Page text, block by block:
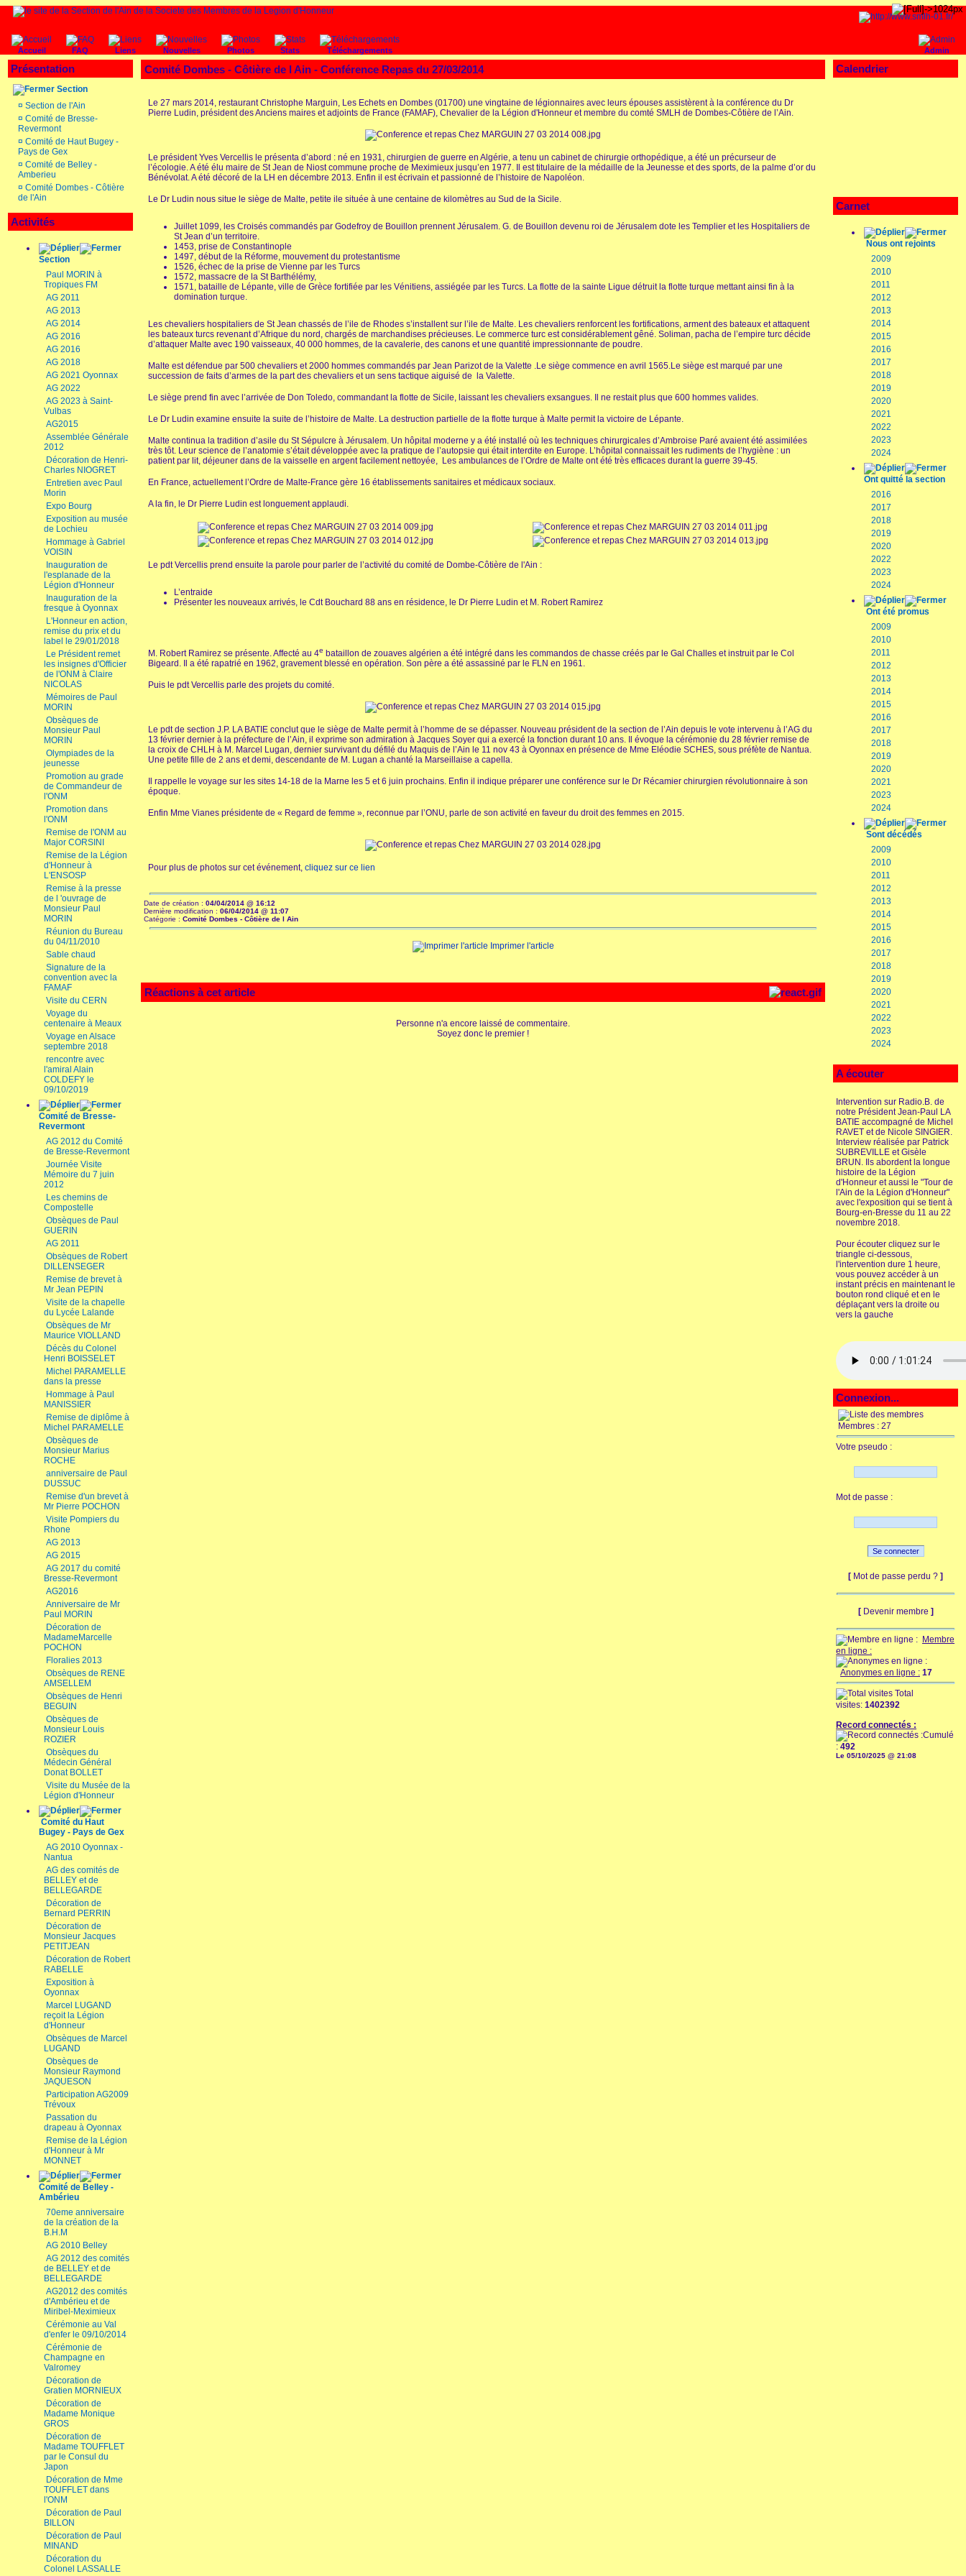
Admin
Accueil FAQ Liens Nouvelles Photos Stats Téléchargements
Présentation
Section
¤ Section de l'Ain
¤ Comité de Bresse-
Revermont
¤ Comité de Haut Bugey -
Pays de Gex
¤ Comité de Belley -
Amberieu
¤ Comité Dombes - Côtière
de l'Ain
Activités
Section
Paul MORIN à
Tropiques FM
AG 2011
AG 2013
AG 2014
AG 2016
AG 2016
AG 2018
AG 2021 Oyonnax
AG 2022
AG 2023 à Saint-
Vulbas
AG2015
Assemblée Générale
2012
Décoration de Henri-
Charles NIOGRET
Entretien avec Paul
Morin
Expo Bourg
Exposition au musée
de Lochieu
Hommage à Gabriel
VOISIN
Inauguration de
l'esplanade de la
Légion d'Honneur
Inauguration de la
fresque à Oyonnax
L'Honneur en action,
remise du prix et du
label le 29/01/2018
Le Président remet
les insignes d'Officier
de l'ONM à Claire
NICOLAS
Mémoires de Paul
MORIN
Obsèques de
Monsieur Paul
MORIN
Olympiades de la
jeunesse
Promotion au grade
de Commandeur de
l'ONM
Promotion dans
l'ONM
Remise de l'ONM au
Major CORSINI
Remise de la Légion
d'Honneur à
L'ENSOSP
Remise à la presse
de l 'ouvrage de
Monsieur Paul
MORIN
Réunion du Bureau
du 04/11/2010
Sable chaud
Signature de la
convention avec la
FAMAF
Visite du CERN
Voyage du
centenaire à Meaux
Voyage en Alsace
septembre 2018
rencontre avec
l'amiral Alain
COLDEFY le
09/10/2019
Comité de Bresse-
Revermont
AG 2012 du Comité
de Bresse-Revermont
Journée Visite
Mémoire du 7 juin
2012
Les chemins de
Compostelle
Obsèques de Paul
GUERIN
AG 2011
Obsèques de Robert
DILLENSEGER
Remise de brevet à
Mr Jean PEPIN
Visite de la chapelle
du Lycée Lalande
Obsèques de Mr
Maurice VIOLLAND
Décès du Colonel
Henri BOISSELET
Michel PARAMELLE
dans la presse
Hommage à Paul
MANISSIER
Remise de diplôme à
Michel PARAMELLE
Obsèques de
Monsieur Marius
ROCHE
anniversaire de Paul
DUSSUC
Remise d'un brevet à
Mr Pierre POCHON
Visite Pompiers du
Rhone
AG 2013
AG 2015
AG 2017 du comité
Bresse-Revermont
AG2016
Anniversaire de Mr
Paul MORIN
Décoration de
MadameMarcelle
POCHON
Floralies 2013
Obsèques de RENE
AMSELLEM
Obsèques de Henri
BEGUIN
Obsèques de
Monsieur Louis
ROZIER
Obsèques du
Médecin Général
Donat BOLLET
Visite du Musée de la
Légion d'Honneur
Comité du Haut
Bugey - Pays de Gex
AG 2010 Oyonnax -
Nantua
AG des comités de
BELLEY et de
BELLEGARDE
Décoration de
Bernard PERRIN
Décoration de
Monsieur Jacques
PETITJEAN
Décoration de Robert
RABELLE
Exposition à
Oyonnax
Marcel LUGAND
reçoit la Légion
d'Honneur
Obsèques de Marcel
LUGAND
Obsèques de
Monsieur Raymond
JAQUESON
Participation AG2009
Trévoux
Passation du
drapeau à Oyonnax
Remise de la Légion
d'Honneur à Mr
MONNET
Comité de Belley -
Ambérieu
70eme anniversaire
de la création de la
B.H.M
AG 2010 Belley
AG 2012 des comités
de BELLEY et de
BELLEGARDE
AG2012 des comités
d'Ambérieu et de
Miribel-Meximieux
Cérémonie au Val
d'enfer le 09/10/2014
Cérémonie de
Champagne en
Valromey
Décoration de
Gratien MORNIEUX
Décoration de
Madame Monique
GROS
Décoration de
Madame TOUFFLET
par le Consul du
Japon
Décoration de Mme
TOUFFLET dans
l'ONM
Décoration de Paul
BILLON
Décoration de Paul
MINAND
Décoration du
Colonel LASSALLE
Comité Dombes - Côtière de l Ain - Conférence Repas du 27/03/2014
Le 27 mars 2014, restaurant Christophe Marguin, Les Echets en Dombes (01700) une vingtaine de légionnaires avec leurs épouses assistèrent à la conférence du Dr
Pierre Ludin, président des Anciens maires et adjoints de France (FAMAF), Chevalier de la Légion d'Honneur et membre du comté SMLH de Dombes-Côtière de l’Ain.
Le président Yves Vercellis le présenta d’abord : né en 1931, chirurgien de guerre en Algérie, a tenu un cabinet de chirurgie orthopédique, a été un précurseur de
l’écologie. A été élu maire de St Jean de Niost commune proche de Meximieux jusqu’en 1977. Il est titulaire de la médaille de la Jeunesse et des sports, de la palme d’or du
Bénévolat. A été décoré de la LH en décembre 2013. Enfin il est écrivain et passionné de l’histoire de Napoléon.
Le Dr Ludin nous situe le siège de Malte, petite ile située à une centaine de kilomètres au Sud de la Sicile.
Juillet 1099, les Croisés commandés par Godefroy de Bouillon prennent Jérusalem. G. de Bouillon devenu roi de Jérusalem dote les Templier et les Hospitaliers de
St Jean d’un territoire.
1453, prise de Constantinople
1497, début de la Réforme, mouvement du protestantisme
1526, échec de la prise de Vienne par les Turcs
1572, massacre de la St Barthélémy,
1571, bataille de Lépante, ville de Grèce fortifiée par les Vénitiens, assiégée par les Turcs. La flotte de la sainte Ligue détruit la flotte turque mettant ainsi fin à la
domination turque.
Les chevaliers hospitaliers de St Jean chassés de l’ile de Rhodes s’installent sur l’ile de Malte. Les chevaliers renforcent les fortifications, arment des bateaux et attaquent
les bateaux turcs revenant d’Afrique du nord, chargés de marchandises précieuses. Le commerce turc est considérablement gêné. Soliman, pacha de l’empire turc décide
d’attaquer Malte avec 190 vaisseaux, 40 000 hommes, de la cavalerie, des canons et une quantité impressionnante de poudre.
Malte est défendue par 500 chevaliers et 2000 hommes commandés par Jean Parizot de la Valette .Le siège commence en avril 1565.Le siège est marqué par une
succession de faits d’armes de la part des chevaliers et un sens tactique aiguisé de la Valette.
Le siège prend fin avec l’arrivée de Don Toledo, commandant la flotte de Sicile, laissant les chevaliers exsangues. Il ne restait plus que 600 hommes valides.
Le Dr Ludin examine ensuite la suite de l’histoire de Malte. La destruction partielle de la flotte turque à Malte permit la victoire de Lépante.
Malte continua la tradition d’asile du St Sépulcre à Jérusalem. Un hôpital moderne y a été installé où les techniques chirurgicales d’Ambroise Paré avaient été assimilées
très tôt. Leur science de l’anatomie s’était développée avec la pratique de l’autopsie qui était interdite en Europe. L’hôpital connaissait les rudiments de l’hygiène : un
patient par lit, déjeuner dans de la vaisselle en argent facilement nettoyée, Les ambulances de l’Ordre de Malte ont été très efficaces durant la guerre 39-45.
En France, actuellement l’Ordre de Malte-France gère 16 établissements sanitaires et médicaux sociaux.
A la fin, le Dr Pierre Ludin est longuement applaudi.
Le pdt Vercellis prend ensuite la parole pour parler de l’activité du comité de Dombe-Côtière de l'Ain :
L’entraide
Présenter les nouveaux arrivés, le Cdt Bouchard 88 ans en résidence, le Dr Pierre Ludin et M. Robert Ramirez
M. Robert Ramirez se présente. Affecté au 4e bataillon de zouaves algérien a été intégré dans les commandos de chasse créés par le Gal Challes et instruit par le Col
Bigeard. Il a été rapatrié en 1962, gravement blessé en opération. Son père a été assassiné par le FLN en 1961.
Puis le pdt Vercellis parle des projets du comité.
Le pdt de section J.P. LA BATIE conclut que le siège de Malte permit à l’homme de se dépasser. Nouveau président de la section de l’Ain depuis le vote intervenu à l’AG du
13 février dernier à la préfecture de l’Ain, il exprime son admiration à Jacques Soyer qui a exercé la fonction durant 10 ans. Il évoque la cérémonie du 28 février remise de
la croix de CHLH à M. Marcel Lugan, dernier survivant du défilé du Maquis de l’Ain le 11 nov 43 à Oyonnax en présence de Mme Eléodie SCHES, sous préfète de Nantua.
Une petite fille de 2 ans et demi, descendante de M. Lugan a chanté la Marseillaise a capella.
Il rappelle le voyage sur les sites 14-18 de la Marne les 5 et 6 juin prochains. Enfin il indique préparer une conférence sur le Dr Récamier chirurgien révolutionnaire à son
époque.
Enfin Mme Vianes présidente de « Regard de femme », reconnue par l’ONU, parle de son activité en faveur du droit des femmes en 2015.
Pour plus de photos sur cet événement, cliquez sur ce lien
Date de création : 04/04/2014 @ 16:12
Dernière modification : 06/04/2014 @ 11:07
Catégorie : Comité Dombes - Côtière de l Ain
Imprimer l'article
Réactions à cet article
Personne n'a encore laissé de commentaire.
Soyez donc le premier !
Calendrier
Carnet
Nous ont rejoints
2009
2010
2011
2012
2013
2014
2015
2016
2017
2018
2019
2020
2021
2022
2023
2024
Ont quitté la section
2016
2017
2018
2019
2020
2022
2023
2024
Ont été promus
2009
2010
2011
2012
2013
2014
2015
2016
2017
2018
2019
2020
2021
2023
2024
Sont décédés
2009
2010
2011
2012
2013
2014
2015
2016
2017
2018
2019
2020
2021
2022
2023
2024
A écouter
Intervention sur Radio.B. de
notre Président Jean-Paul LA
BATIE accompagné de Michel
RAVET et de Nicole SINGIER.
Interview réalisée par Patrick
SUBREVILLE et Gisèle
BRUN. Ils abordent la longue
histoire de la Légion
d'Honneur et aussi le "Tour de
l'Ain de la Légion d'Honneur"
avec l'exposition qui se tient à
Bourg-en-Bresse du 11 au 22
novembre 2018.
Pour écouter cliquez sur le
triangle ci-dessous,
l'intervention dure 1 heure,
vous pouvez accéder à un
instant précis en maintenant le
bouton rond cliqué et en le
déplaçant vers la droite ou
vers la gauche
Connexion...
Membres : 27
Votre pseudo :
Mot de passe :
[ Mot de passe perdu ? ]
[ Devenir membre ]
Membre
en ligne :
Anonymes en ligne : 17
Total
visites: 1402392
Record connectés :
Cumulé
: 492
Le 05/10/2025 @ 21:08